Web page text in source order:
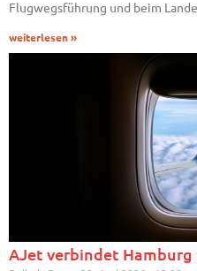
Flugwegsführung und beim
weiterlesen »
AJet verbindet